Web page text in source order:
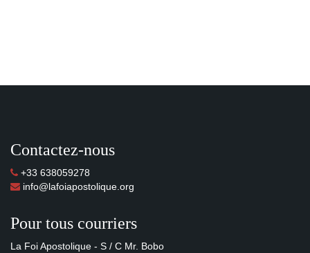
Contactez-nous
+33 638059278
info@lafoiapostolique.org
Pour tous courriers
La Foi Apostolique - S / C Mr. Bobo